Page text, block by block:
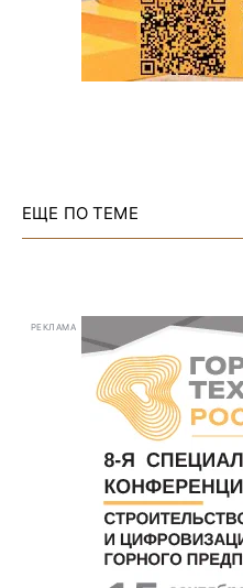
ЕЩЕ ПО ТЕМЕ
РЕКЛАМА